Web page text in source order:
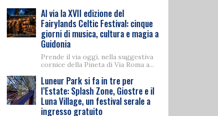
Al via la XVII edizione del
Fairylands Celtic Festival: cinque
giorni di musica, cultura e magia a
Guidonia
Prende il via oggi, nella suggestiva
cornice della Pineta di Via Roma a...
Luneur Park si fa in tre per
l’Estate: Splash Zone, Giostre e il
Luna Village, un festival serale a
ingresso gratuito